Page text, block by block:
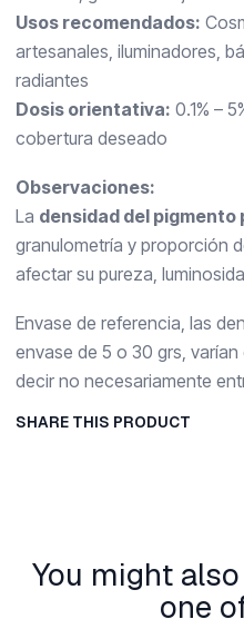
Usos recomendados:
artesanales, iluminadores,
radiantes
Dosis orientativa: 0.1% –
cobertura deseado
Observaciones:
La densidad del pigmento
granulometría y proporción
afectar su pureza,
Envase de referencia, las
envase de 5 o 30 grs,
decir no necesariamente
SHARE THIS PRODUCT
You might
one